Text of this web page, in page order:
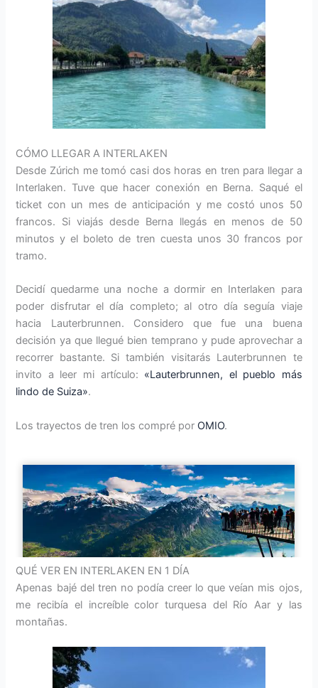
CÓMO LLEGAR A INTERLAKEN
Desde Zúrich me tomó casi dos horas en tren para llegar a
Interlaken. Tuve que hacer conexión en Berna. Saqué el
ticket con un mes de anticipación y me costó unos 50
francos. Si viajás desde Berna llegás en menos de 50
minutos y el boleto de tren cuesta unos 30 francos por
tramo.
Decidí quedarme una noche a dormir en Interlaken para
poder disfrutar el día completo; al otro día seguía viaje
hacia Lauterbrunnen. Considero que fue una buena
decisión ya que llegué bien temprano y pude aprovechar a
recorrer bastante. Si también visitarás Lauterbrunnen te
invito a leer mi artículo: «Lauterbrunnen, el pueblo más
lindo de Suiza».
Los trayectos de tren los compré por OMIO.
QUÉ VER EN INTERLAKEN EN 1 DÍA
Apenas bajé del tren no podía creer lo que veían mis ojos,
me recibía el increíble color turquesa del Río Aar y las
montañas.